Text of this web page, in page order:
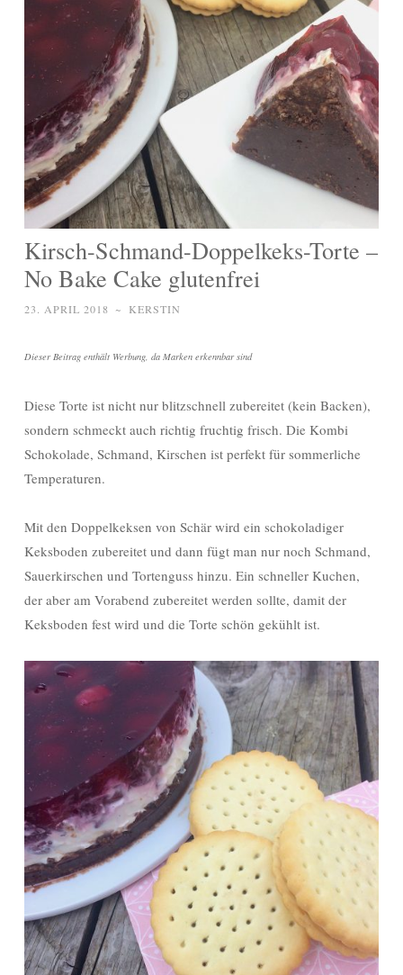
Kirsch-Schmand-Doppelkeks-Torte –
No Bake Cake glutenfrei
23. APRIL 2018 ~ KERSTIN
Dieser Beitrag enthält Werbung, da Marken erkennbar sind
Diese Torte ist nicht nur blitzschnell zubereitet (kein Backen),
sondern schmeckt auch richtig fruchtig frisch. Die Kombi
Schokolade, Schmand, Kirschen ist perfekt für sommerliche
Temperaturen.
Mit den Doppelkeksen von Schär wird ein schokoladiger
Keksboden zubereitet und dann fügt man nur noch Schmand,
Sauerkirschen und Tortenguss hinzu. Ein schneller Kuchen,
der aber am Vorabend zubereitet werden sollte, damit der
Keksboden fest wird und die Torte schön gekühlt ist.